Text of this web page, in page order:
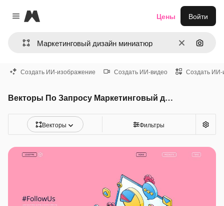
Close menu
Magnific
ОчиститьПоиск
Цены Войти
Создать ИИ-изображение Создать ИИ-видео Создать ИИ-
Векторы По Запросу Маркетинговый дизайн миниатюр
Векторы Фильтры